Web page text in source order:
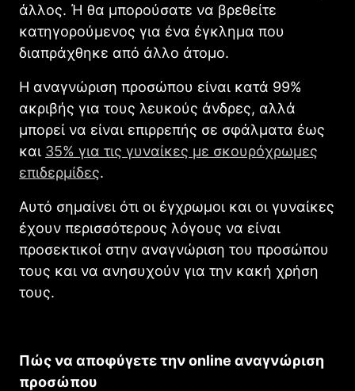
άλλος. Ή θα μπορούσατε να βρεθείτε
κατηγορούμενος για ένα έγκλημα που
διαπράχθηκε από άλλο άτομο.
Η αναγνώριση προσώπου είναι κατά 99%
ακριβής για τους λευκούς άνδρες, αλλά
μπορεί να είναι επιρρεπής σε σφάλματα έως
και 35% για τις γυναίκες με σκουρόχρωμες
επιδερμίδες.
Αυτό σημαίνει ότι οι έγχρωμοι και οι γυναίκες
έχουν περισσότερους λόγους να είναι
προσεκτικοί στην αναγνώριση του προσώπου
τους και να ανησυχούν για την κακή χρήση
τους.
Πώς να αποφύγετε την online αναγνώριση
προσώπου